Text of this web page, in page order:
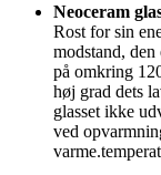
Neoceram
Rost for sin
modstand, den
på omkring
høj grad dets
glasset ikke
ved